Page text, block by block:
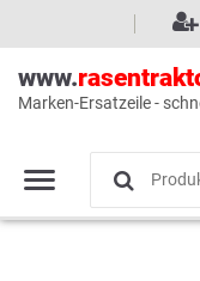
www.
Marken-Ersatzeile -